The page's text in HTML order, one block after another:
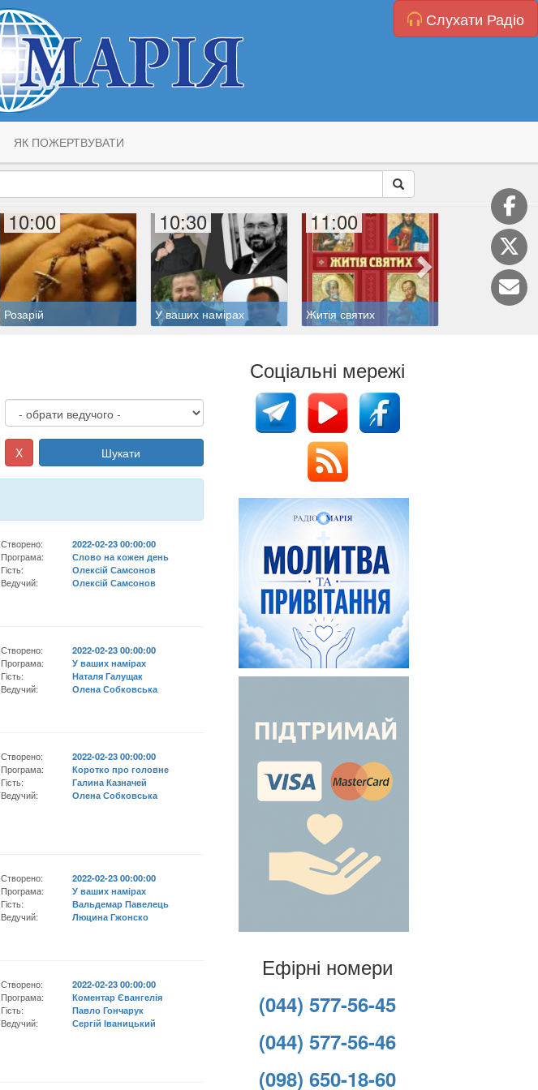
Слухати Радіо
ЯК ПОЖЕРТВУВАТИ
10:00
Розарій
10:30
У ваших намірах
11:00
Житія святих
11:20
X Шукати
Створено:
2022-02-23 00:00:00
Програма:
Слово на кожен день
Гість:
Олексій Самсонов
Ведучий:
Олексій Самсонов
Створено:
2022-02-23 00:00:00
Програма:
У ваших намірах
Гість:
Наталя Галущак
Ведучий:
Олена Собковська
Створено:
2022-02-23 00:00:00
Програма:
Коротко про головне
Гість:
Галина Казначей
Ведучий:
Олена Собковська
Створено:
2022-02-23 00:00:00
Програма:
У ваших намірах
Гість:
Вальдемар Павелець
Ведучий:
Люцина Гжонско
Створено:
2022-02-23 00:00:00
Програма:
Коментар Євангелія
Гість:
Павло Гончарук
Ведучий:
Сергій Іваницький
Соціальні мережі
Ефірні номери
(044) 577-56-45
(044) 577-56-46
(098) 650-18-60